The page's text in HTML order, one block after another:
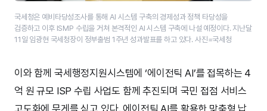
국세청은 예비타당성조사를 통해 AI 시스템 구축의 경제성과 정책 타당성을
검증하고 이후 ISMP 수립을 거쳐 본격적인 AI 시스템 구축에 나설 예정이다. 지난달
11일 임광현 국세청장이 정부출범 1주년 성과발표를 하고 있다. 사진=국세청
이와 함께 국세행정지원시스템에 ‘에이전틱 AI’를 접목하는 4
억 원 규모 ISP 수립 사업도 함께 추진되며 국민 접점 서비스
고도화에 무게를 싣고 있다. 에이전틱 AI를 활용한 맞춤형 납